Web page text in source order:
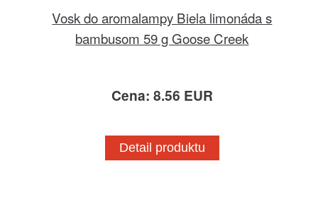
Vosk do aromalampy Biela limonáda s
bambusom 59 g Goose Creek
Cena: 8.56 EUR
Detail produktu